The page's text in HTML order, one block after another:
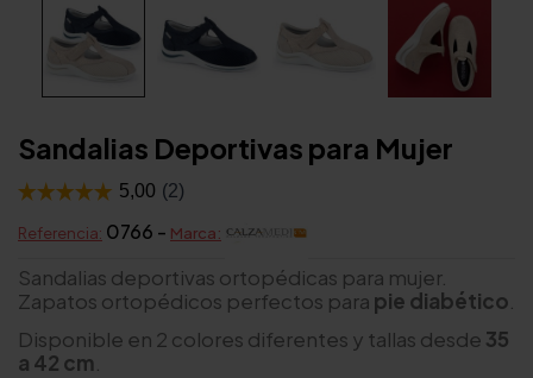
Sandalias Deportivas para Mujer
Referencia: 0766 - Marca:
Sandalias deportivas ortopédicas para mujer.
Zapatos ortopédicos perfectos para pie diabético
Disponible en 2 colores diferentes y tallas desde 35
a 42 cm